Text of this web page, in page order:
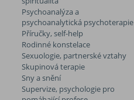
Psychoanalýza a
psychoanalytická psychoterapie
Příručky, self-help
Rodinné konstelace
Sexuologie, partnerské vztahy
Skupinová terapie
Sny a snění
Supervize, psychologie pro